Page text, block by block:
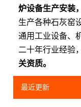
炉设备生产安装
生产各种石灰窑
通用工业设备、
二十年行业经验
关资质。
最近更新